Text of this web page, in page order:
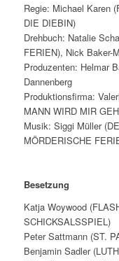
Regie: Michael Karen
DIE DIEBIN)
Drehbuch: Natalie
FERIEN), Nick Baker-
Produzenten: Helmar
Dannenberg
Produktionsfirma:
MANN WIRD MIR
Musik: Siggi Müller
MÖRDERISCHE
Besetzung
Katja Woywood
SCHICKSALSSPIEL)
Peter Sattmann (ST.
Benjamin Sadler